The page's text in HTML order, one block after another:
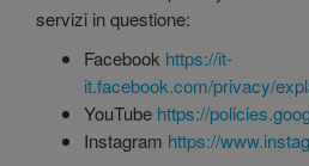
servizi in questione:
Facebook https://it-
it.facebook.com/privacy/
YouTube https://
Instagram https://